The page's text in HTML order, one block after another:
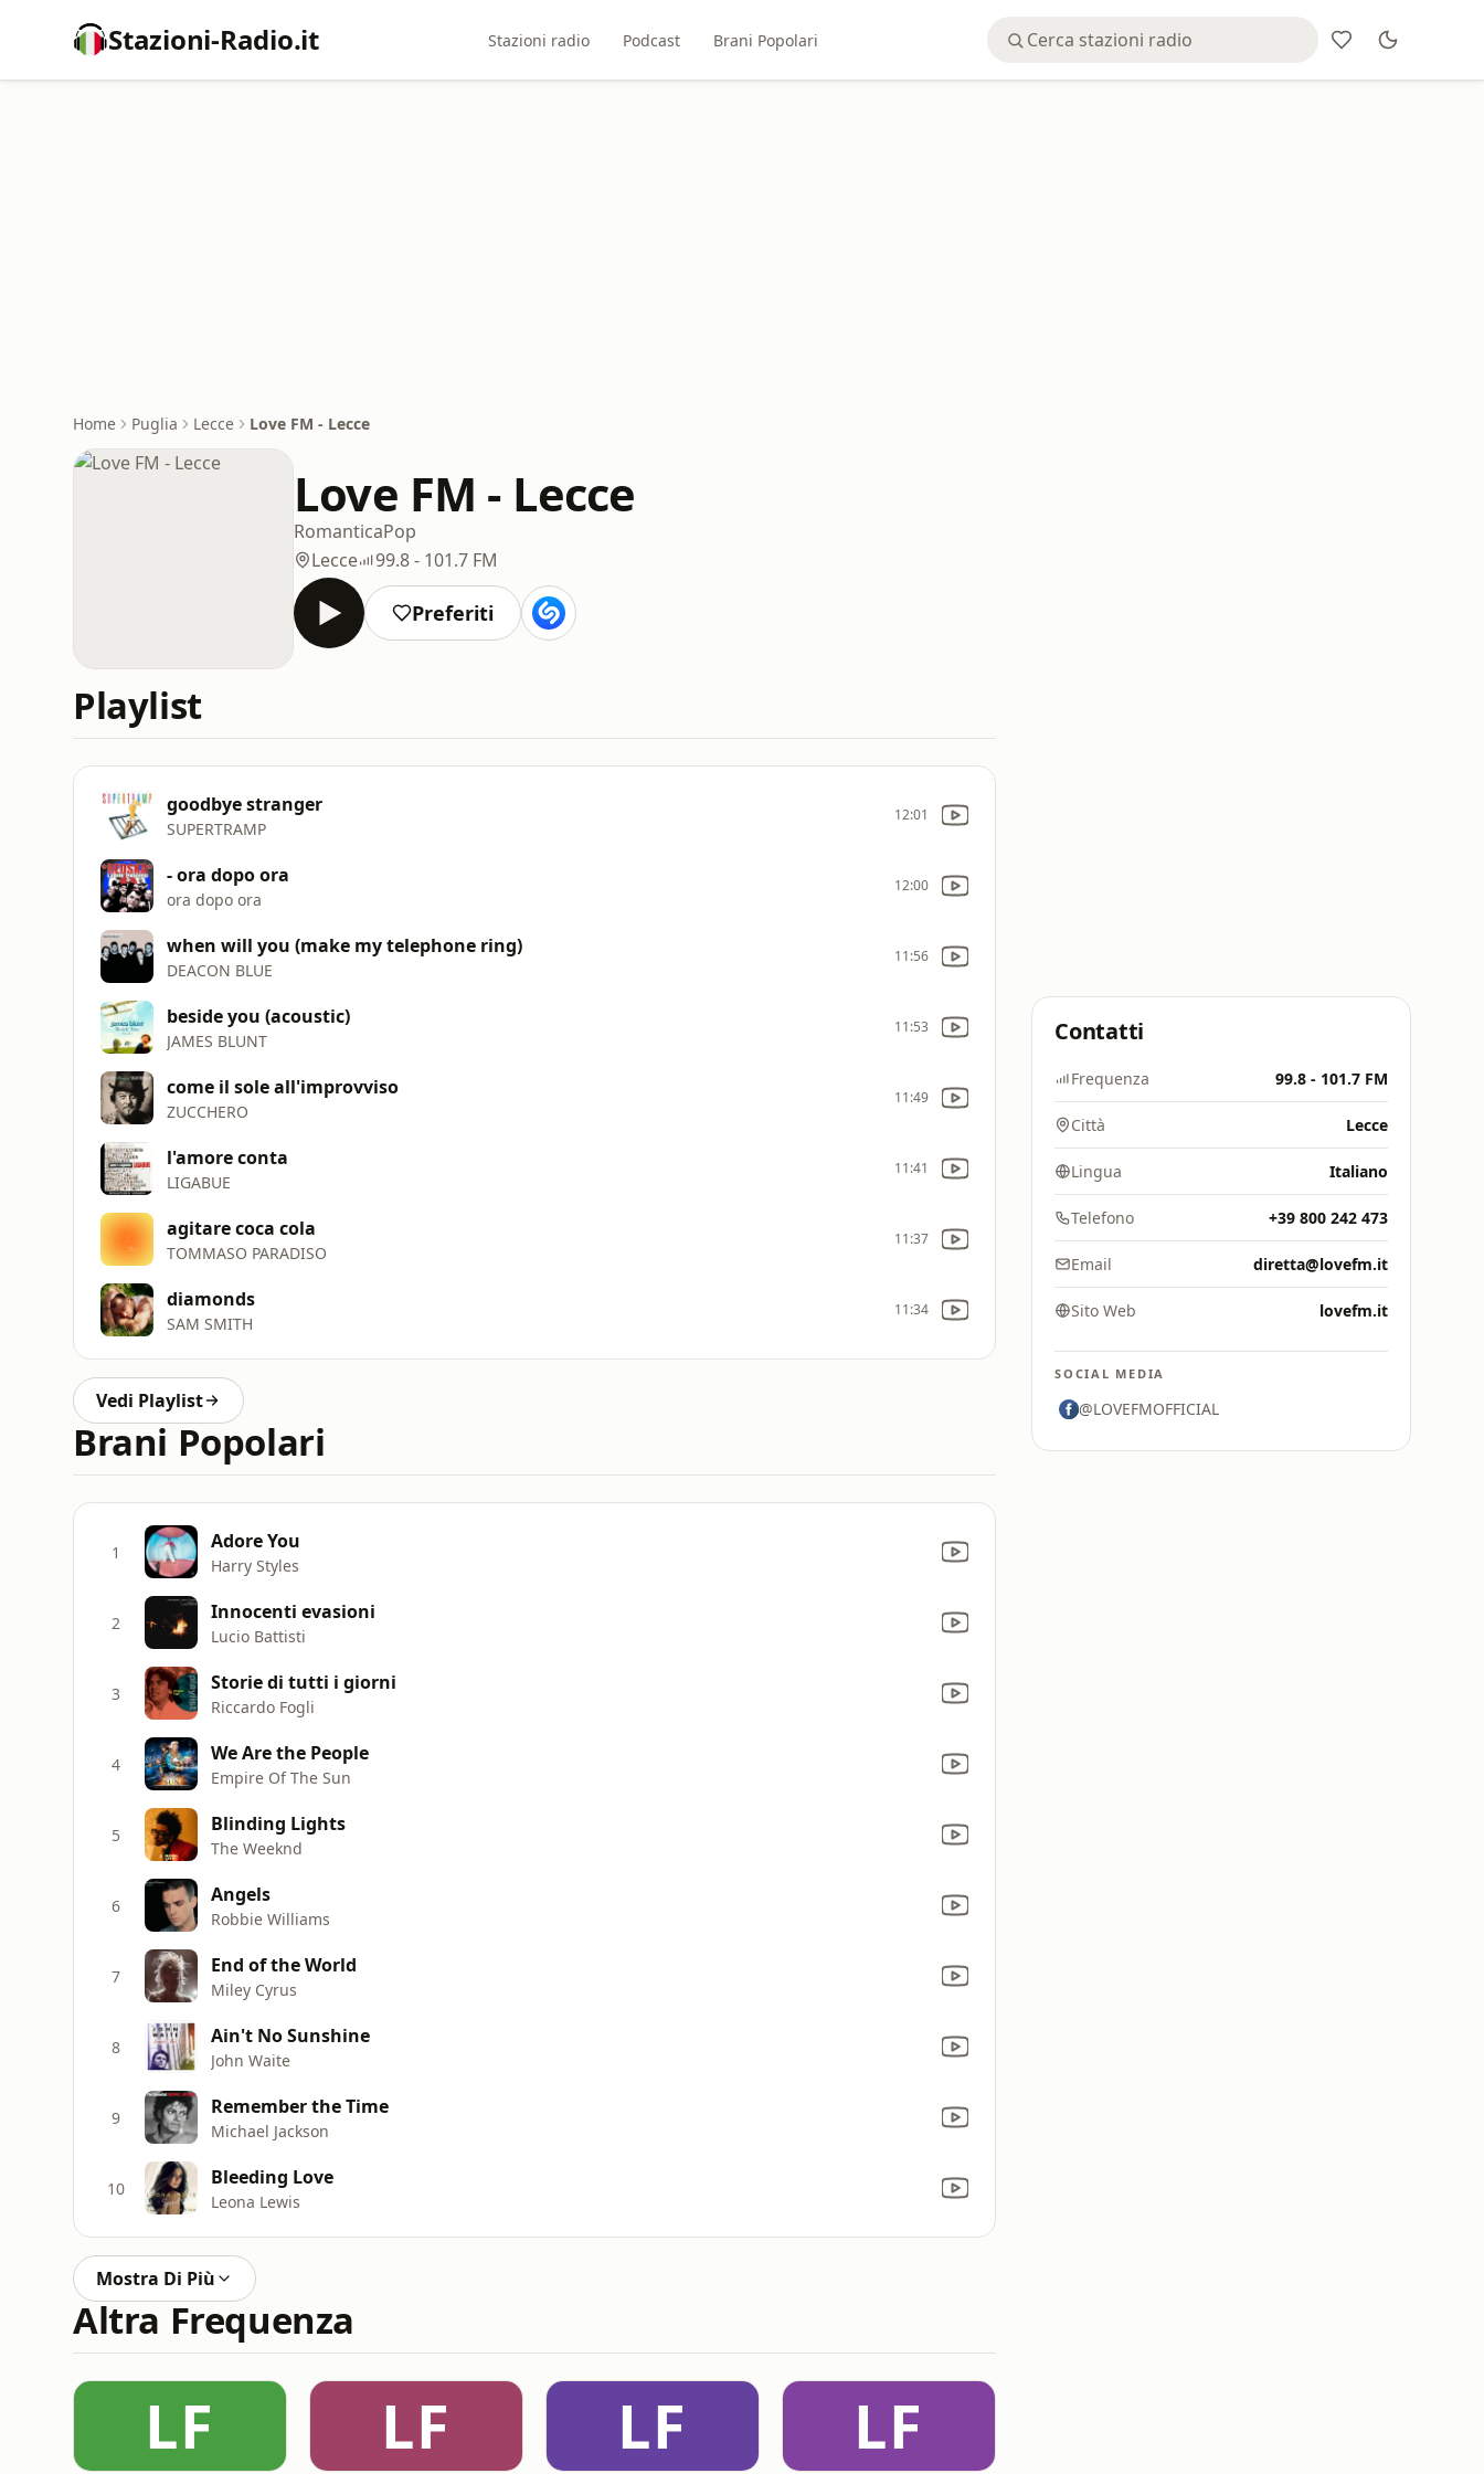
Stazioni-Radio.it Stazioni radio Podcast Brani Popolari
Home Puglia Lecce Love FM - Lecce
Love FM - Lecce
RomanticaPop
Lecce
99.8 - 101.7 FM
Preferiti
Playlist
goodbye stranger
SUPERTRAMP
12:01
- ora dopo ora
ora dopo ora
12:00
when will you (make my telephone ring)
DEACON BLUE
11:56
beside you (acoustic)
JAMES BLUNT
11:53
come il sole all'improvviso
ZUCCHERO
11:49
l'amore conta
LIGABUE
11:41
agitare coca cola
TOMMASO PARADISO
11:37
diamonds
SAM SMITH
11:34
Vedi Playlist
Brani Popolari
1 Adore You
Harry Styles
2 Innocenti evasioni
Lucio Battisti
3 Storie di tutti i giorni
Riccardo Fogli
4 We Are the People
Empire Of The Sun
5 Blinding Lights
The Weeknd
6 Angels
Robbie Williams
7 End of the World
Miley Cyrus
8 Ain't No Sunshine
John Waite
9 Remember the Time
Michael Jackson
10 Bleeding Love
Leona Lewis
Mostra Di Più
Altra Frequenza
LF LF LF LF
Contatti
Frequenza 99.8 - 101.7 FM
Città Lecce
Lingua Italiano
Telefono +39 800 242 473
Email diretta@lovefm.it
Sito Web lovefm.it
SOCIAL MEDIA
@LOVEFMOFFICIAL